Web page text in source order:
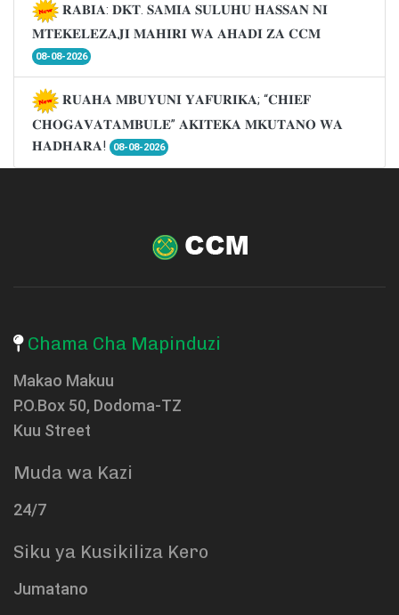
𝐑𝐀𝐁𝐈𝐀: 𝐃𝐊𝐓. 𝐒𝐀𝐌𝐈𝐀 𝐒𝐔𝐋𝐔𝐇𝐔 𝐇𝐀𝐒𝐒𝐀𝐍 𝐍𝐈
𝐌𝐓𝐄𝐊𝐄𝐋𝐄𝐙𝐀𝐉𝐈 𝐌𝐀𝐇𝐈𝐑𝐈 𝐖𝐀 𝐀𝐇𝐀𝐃𝐈 𝐙𝐀 𝐂𝐂𝐌
08-08-2026
𝐑𝐔𝐀𝐇𝐀 𝐌𝐁𝐔𝐘𝐔𝐍𝐈 𝐘𝐀𝐅𝐔𝐑𝐈𝐊𝐀; “𝐂𝐇𝐈𝐄𝐅
𝐂𝐇𝐎𝐆𝐀𝐕𝐀𝐓𝐀𝐌𝐁𝐔𝐋𝐄” 𝐀𝐊𝐈𝐓𝐄𝐊𝐀 𝐌𝐊𝐔𝐓𝐀𝐍𝐎 𝐖𝐀
𝐇𝐀𝐃𝐇𝐀𝐑𝐀!
08-08-2026
Chama Cha Mapinduzi
Makao Makuu
P.O.Box 50, Dodoma-TZ
Kuu Street
Muda wa Kazi
24/7
Siku ya Kusikiliza Kero
Jumatano